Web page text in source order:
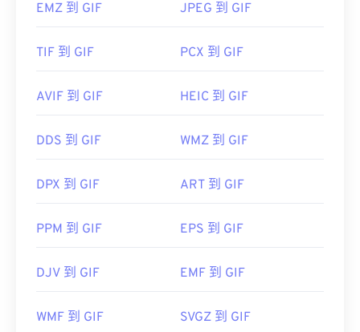
EMZ 到 GIF JPEG 到 GIF
TIF 到 GIF PCX 到 GIF
AVIF 到 GIF HEIC 到 GIF
DDS 到 GIF WMZ 到 GIF
DPX 到 GIF ART 到 GIF
PPM 到 GIF EPS 到 GIF
DJV 到 GIF EMF 到 GIF
WMF 到 GIF SVGZ 到 GIF